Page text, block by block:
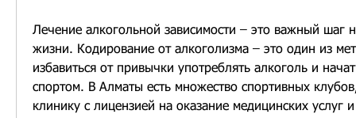
Лечение алкогольной зависимости – это важный шаг
жизни. Кодирование от алкоголизма – это один из
избавиться от привычки употреблять алкоголь и
спортом. В Алматы есть множество спортивных
клинику с лицензией на оказание медицинских услуг